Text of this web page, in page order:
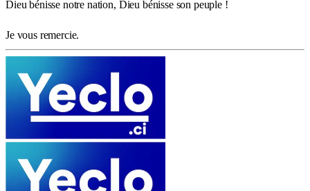
Dieu bénisse notre nation, Dieu bénisse son peuple !
Je vous remercie.